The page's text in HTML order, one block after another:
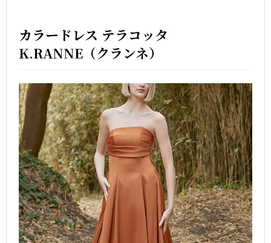
カラードレス テラコッタ
K.RANNE（クランネ）